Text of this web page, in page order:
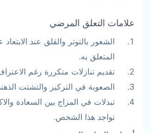
علامات التعلق المرضي
الشعور بالتوتر والقلق عند
المتعلق به.
تقديم تنازلات متكررة رغم
الصعوبة في التركيز والتشتت
تبدلات في المزاج بين السعادة
تواجد هذا الشخص.